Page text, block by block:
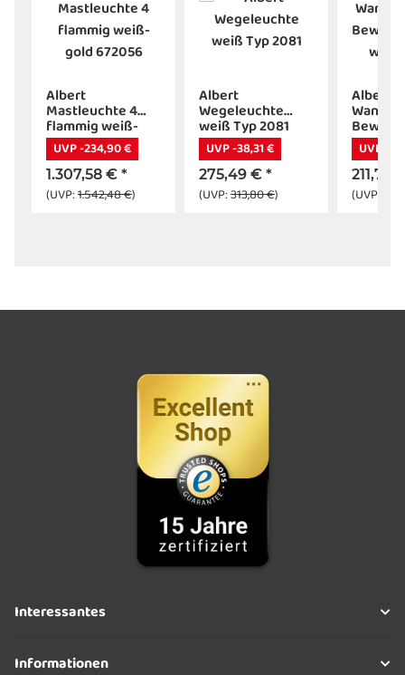
Albert
Mastleuchte 4
flammig weiß-
gold 672056
UVP -234,90 €
1.307,58 € *
(UVP:1.542,48 €)
Albert
Wegeleuchte
weiß Typ 2081
UVP -38,31 €
275,49 € *
(UVP:313,80 €)
Albert
weiß
UVP -
211,72
(UVP:
Interessantes
Informationen